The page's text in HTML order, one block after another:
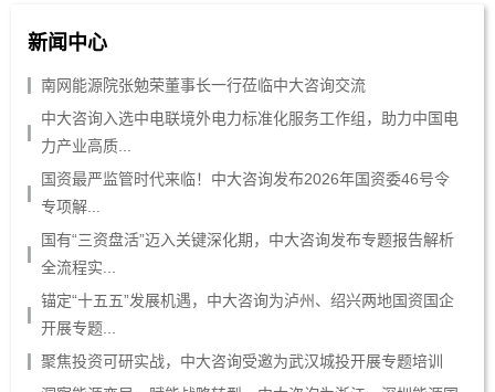
新闻中心
南网能源院张勉荣董事长一行莅临中大咨询交流
中大咨询入选中电联境外电力标准化服务工作组，助力中国电
力产业高质...
国资最严监管时代来临！中大咨询发布2026年国资委46号令
专项解...
国有“三资盘活”迈入关键深化期，中大咨询发布专题报告解析
全流程实...
锚定“十五五”发展机遇，中大咨询为泸州、绍兴两地国资国企
开展专题...
聚焦投资可研实战，中大咨询受邀为武汉城投开展专题培训